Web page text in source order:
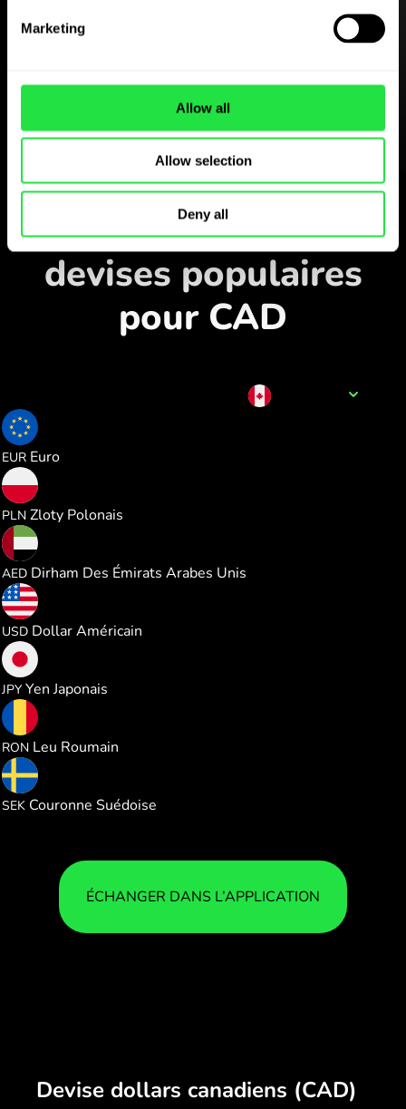
Marketing
Allow all
Allow selection
Deny all
gratuitement
Téléchargez l’application
et inscrivez-vous en
quelques minutes.
Échanger dans l’application
Suivez les paires de
devises populaires
pour CAD
EUR Euro
PLN Zloty Polonais
AED Dirham Des Émirats Arabes Unis
USD Dollar Américain
JPY Yen Japonais
RON Leu Roumain
SEK Couronne Suédoise
ÉCHANGER DANS L’APPLICATION
Devise dollars canadiens (CAD)